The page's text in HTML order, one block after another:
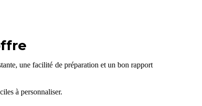
une facilité de préparation et un bon rapport
à personnaliser.